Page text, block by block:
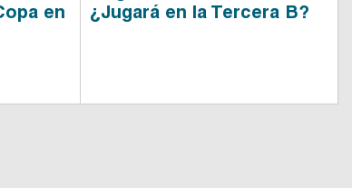
en
¿Jugará en la Tercera B?